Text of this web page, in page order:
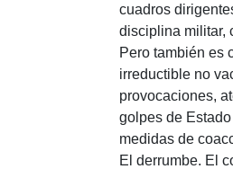
cuadros
disciplina militar,
Pero también es
irreductible no
provocaciones,
golpes de
medidas de
El derrumbe. El